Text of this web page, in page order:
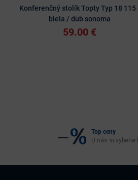
Konferenčný stolík Topty Typ 18 115
biela / dub sonoma
59.00 €
Top ceny
U nás si vyberie